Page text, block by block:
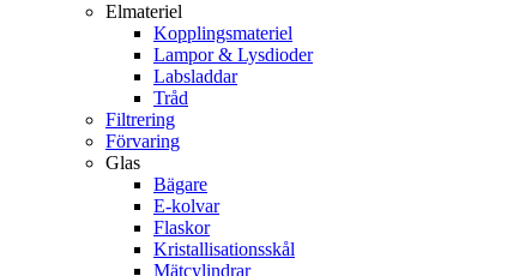
Elmateriel
Kopplingsmateriel
Lampor & Lysdioder
Labsladdar
Tråd
Filtrering
Förvaring
Glas
Bägare
E-kolvar
Flaskor
Kristallisationsskål
Mätcylindrar